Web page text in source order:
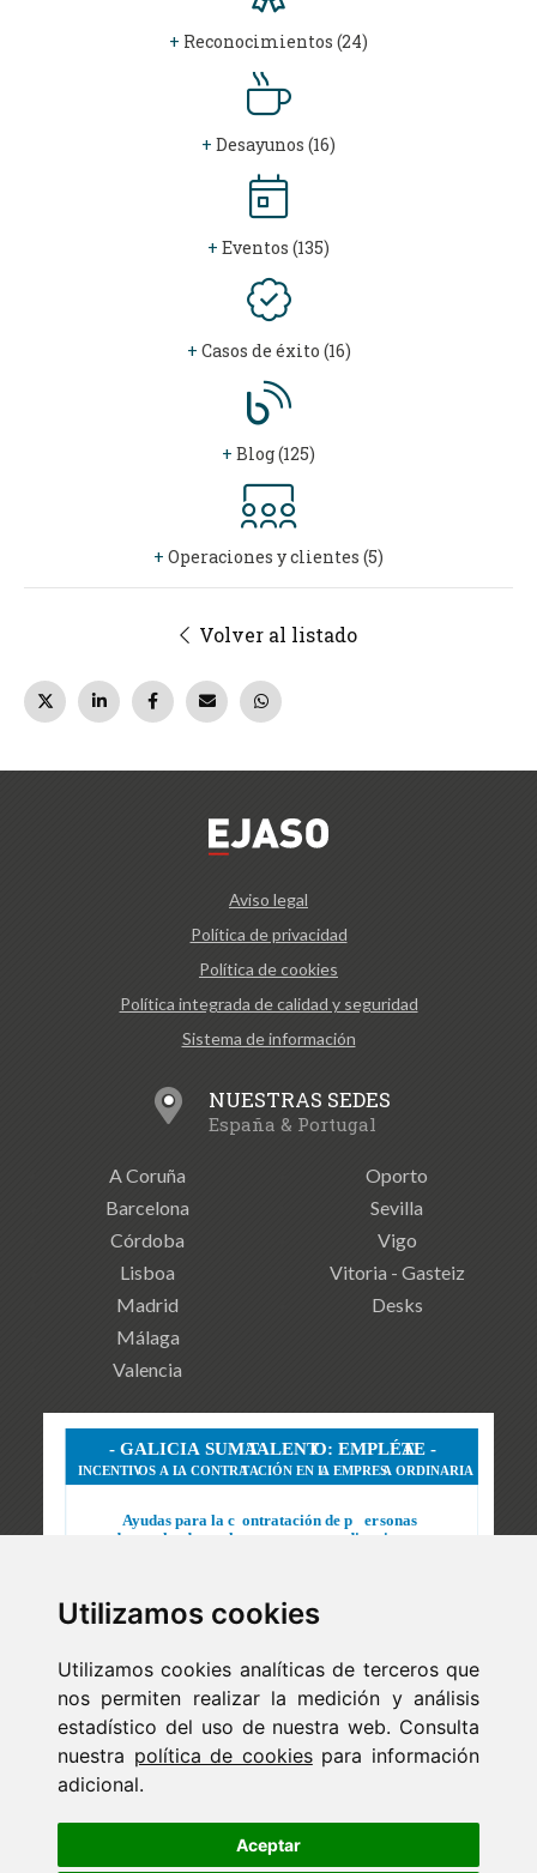
Utilizamos cookies
Utilizamos cookies analíticas de terceros que
nos permiten realizar la medición y análisis
estadístico del uso de nuestra web. Consulta
nuestra política de cookiespara información
adicional.
Aceptar
+ Reconocimientos (24)
+ Desayunos (16)
+ Eventos (135)
+ Casos de éxito (16)
+ Blog (125)
+ Operaciones y clientes (5)
Volver al listado
Aviso legal
Política de privacidad
Política de cookies
Política integrada de calidad y seguridad
Sistema de información
NUESTRAS SEDES
España & Portugal
A Coruña
Barcelona
Córdoba
Lisboa
Madrid
Málaga
Valencia
Oporto
Sevilla
Vigo
Vitoria - Gasteiz
Desks
ejaso_comunica@ejaso.com
(+34) 915 341 480